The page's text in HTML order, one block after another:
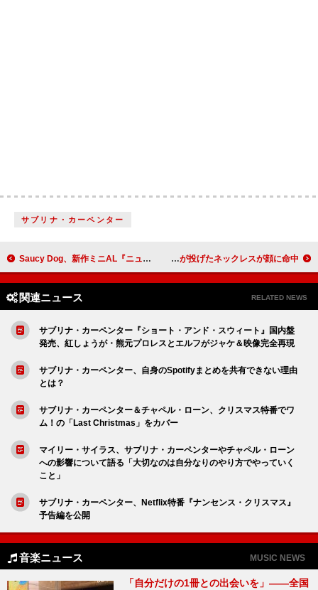
サブリナ・カーペンター
Saucy Dog、新作ミニAL『ニューゲート』のCDに2025年全国ホールツアー先行予約シリアルコード封入 ビリー・アイリッシュ、ライブ中にファンが投げたネックレスが顔に命中
関連ニュース RELATED NEWS
サブリナ・カーペンター『ショート・アンド・スウィート』国内盤
発売、紅しょうが・熊元プロレスとエルフがジャケ＆映像完全再現
サブリナ・カーペンター、自身のSpotifyまとめを共有できない理由
とは？
サブリナ・カーペンター＆チャペル・ローン、クリスマス特番でワ
ム！の「Last Christmas」をカバー
マイリー・サイラス、サブリナ・カーペンターやチャペル・ローン
への影響について語る「大切なのは自分なりのやり方でやっていく
こと」
サブリナ・カーペンター、Netflix特番『ナンセンス・クリスマス』
予告編を公開
音楽ニュース MUSIC NEWS
「自分だけの1冊との出会いを」――全国